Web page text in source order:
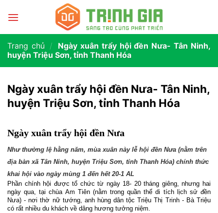
Trang chủ /
Ngày xuân trẩy hội đền Nưa- Tân Ninh,
huyện Triệu Sơn, tỉnh Thanh Hóa
Ngày xuân trẩy hội đền Nưa- Tân Ninh,
huyện Triệu Sơn, tỉnh Thanh Hóa
Ngày xuân trẩy hội đền Nưa
Như thường lệ hằng năm, mùa xuân này lễ hội đền Nưa (nằm trên
địa bàn xã Tân Ninh, huyện Triệu Sơn, tỉnh Thanh Hóa) chính thức
khai hội vào ngày mùng 1 đến hết 20-1 AL
Phần chính hội được tổ chức từ ngày 18- 20 tháng giêng, nhưng hai
ngày qua, tại chùa Am Tiên (nằm trong quần thể di tích lịch sử đền
Nưa) - nơi thờ nữ tướng, anh hùng dân tộc Triệu Thị Trinh - Bà Triệu
có rất nhiều du khách về dâng hương tưởng niệm.